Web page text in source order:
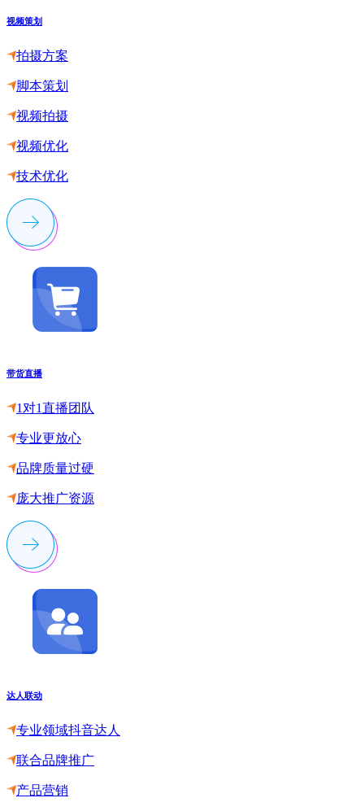
视频策划
拍摄方案
脚本策划
视频拍摄
视频优化
技术优化
带货直播
1对1直播团队
专业更放心
品牌质量过硬
庞大推广资源
达人联动
专业领域抖音达人
联合品牌推广
产品营销